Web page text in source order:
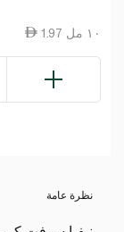
1.97 ١٠ مل
نظرة عامة